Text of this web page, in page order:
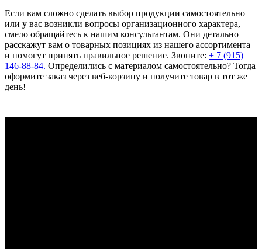
Если вам сложно сделать выбор продукции самостоятельно
или у вас возникли вопросы организационного характера,
смело обращайтесь к нашим консультантам. Они детально
расскажут вам о товарных позициях из нашего ассортимента
и помогут принять правильное решение. Звоните: + 7 (915)
146-88-84. Определились с материалом самостоятельно? Тогда
оформите заказ через веб-корзину и получите товар в тот же
день!